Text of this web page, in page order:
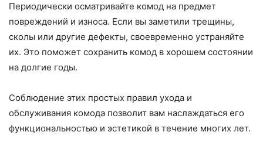
Периодически осматривайте комод на предмет
повреждений и износа. Если вы заметили трещины,
сколы или другие дефекты, своевременно устраняйте
их. Это поможет сохранить комод в хорошем состоянии
на долгие годы.
Соблюдение этих простых правил ухода и
обслуживания комода позволит вам наслаждаться его
функциональностью и эстетикой в течение многих лет.